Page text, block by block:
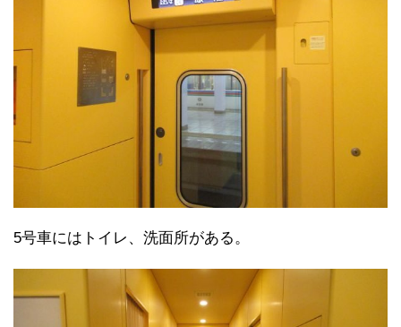
5号車にはトイレ、洗面所がある。